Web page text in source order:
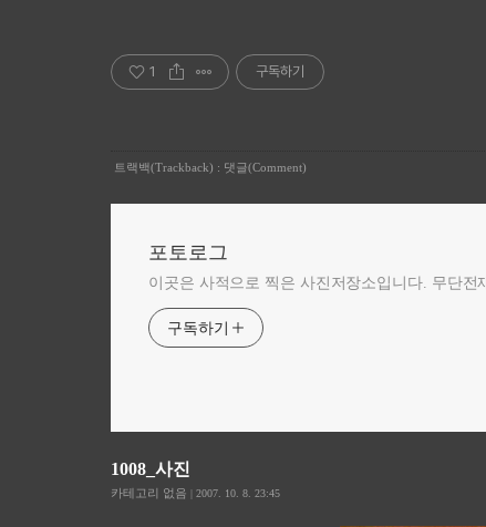
1 구독하기
트랙백(Trackback) : 댓글(Comment)
포토로그
이곳은 사적으로 찍은 사진저장소입니다. 무단
구독하기
1008_사진
카테고리 없음 | 2007. 10. 8. 23:45